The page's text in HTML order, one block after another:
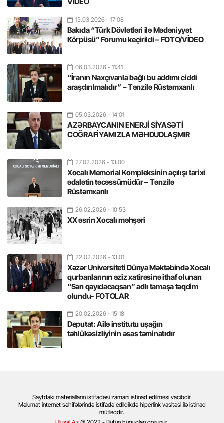
15.03.2026 - 17:08
Bakıda “Türk Dövlətləri ilə Mədəniyyət
Körpüsü” Forumu keçirildi – FOTO/VİDEO
06.03.2026 - 11:41
“İranın Naxçıvanla bağlı bu addımı ciddi
araşdırılmalıdır” – Tənzilə Rüstəmxanlı
05.03.2026 - 14:01
AZƏRBAYCANIN ENERJİ SİYASƏTİ
COĞRAFİYAMIZLA MƏHDUDLAŞMIR
27.02.2026 - 13:00
Xocalı Memorial Kompleksinin açılışı tarixi
ədalətin təcəssümüdür – Tənzilə
Rüstəmxanlı
26.02.2026 - 10:53
XX əsrin Xocalı məhşəri
22.02.2026 - 13:01
Xəzər Universiteti Dünya Məktəbində Xocalı
qurbanlarının əziz xatirəsinə ithaf olunan
“Sən qayıdacaqsan” adlı tamaşa təqdim
olundu- FOTOLAR
20.02.2026 - 15:18
Deputat: Ailə institutu uşağın
təhlükəsizliyinin əsas təminatıdır
Saytdakı materialların istifadəsi zamanı istinad edilməsi vacibdir.
Məlumat internet səhifələrində istifadə edildikdə hiperlink vasitəsi ilə istinad
mütləqdir.